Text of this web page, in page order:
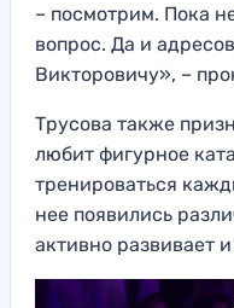
– посмотрим. Пока
вопрос. Да и
Викторовичу», –
Трусова также
любит фигурное
тренироваться
нее появились
активно развивает